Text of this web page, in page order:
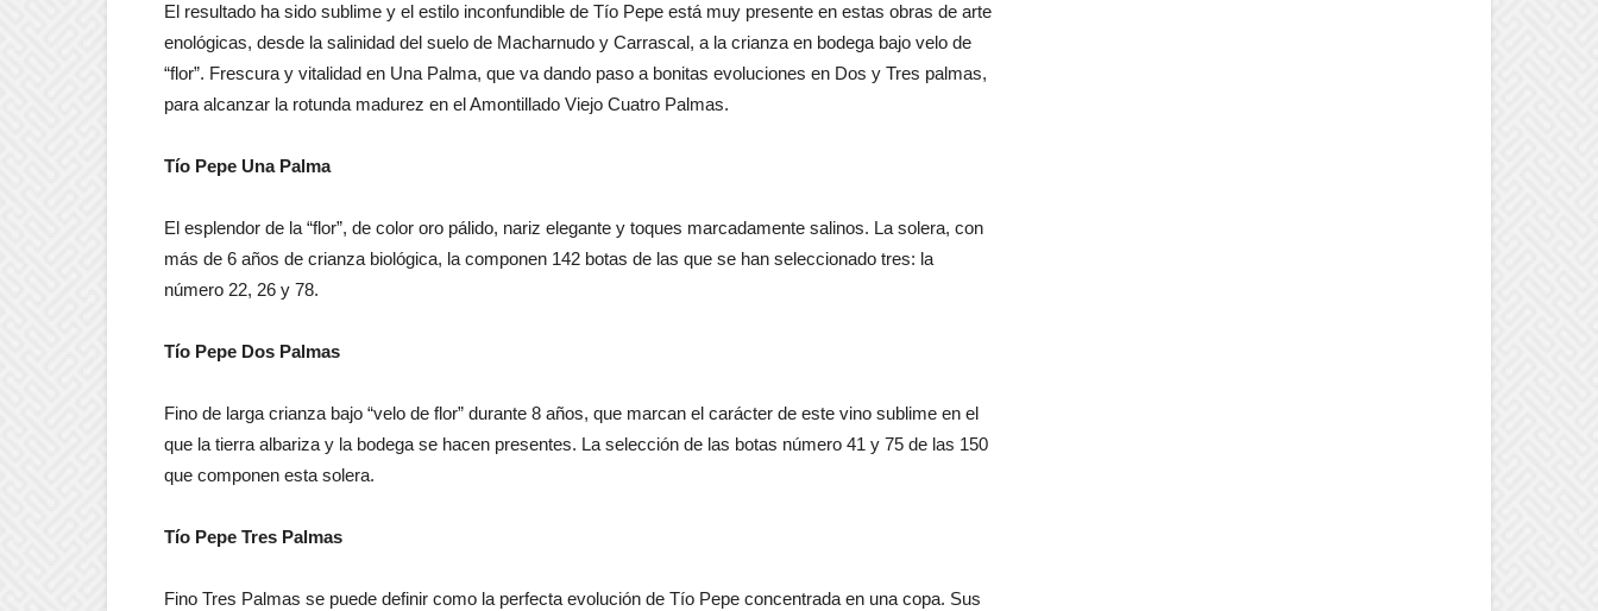
El resultado ha sido sublime y el estilo inconfundible de Tío Pepe está muy presente en estas obras de arte
enológicas, desde la salinidad del suelo de Macharnudo y Carrascal, a la crianza en bodega bajo velo de
“flor”. Frescura y vitalidad en Una Palma, que va dando paso a bonitas evoluciones en Dos y Tres palmas,
para alcanzar la rotunda madurez en el Amontillado Viejo Cuatro Palmas.
Tío Pepe Una Palma
El esplendor de la “flor”, de color oro pálido, nariz elegante y toques marcadamente salinos. La solera, con
más de 6 años de crianza biológica, la componen 142 botas de las que se han seleccionado tres: la
número 22, 26 y 78.
Tío Pepe Dos Palmas
Fino de larga crianza bajo “velo de flor” durante 8 años, que marcan el carácter de este vino sublime en el
que la tierra albariza y la bodega se hacen presentes. La selección de las botas número 41 y 75 de las 150
que componen esta solera.
Tío Pepe Tres Palmas
Fino Tres Palmas se puede definir como la perfecta evolución de Tío Pepe concentrada en una copa. Sus